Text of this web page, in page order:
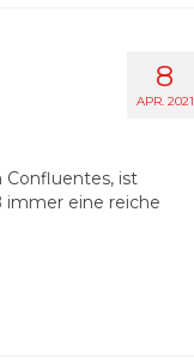
8
APR. 2021
Confluentes, ist
immer eine reiche